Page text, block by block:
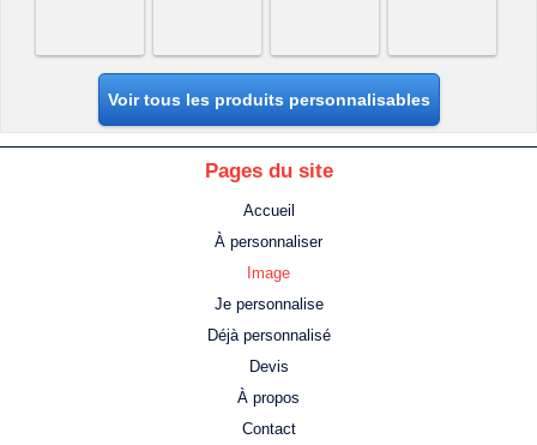
Voir tous les produits personnalisables
Pages du site
Accueil
À personnaliser
Image
Je personnalise
Déjà personnalisé
Devis
À propos
Contact